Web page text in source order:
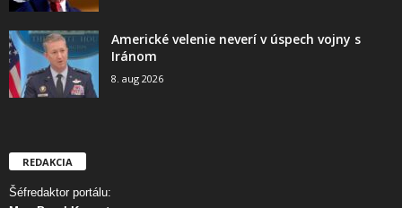
Americké velenie neverí v úspech vojny s
Iránom
8. aug 2026
REDAKCIA
Šéfredaktor portálu: